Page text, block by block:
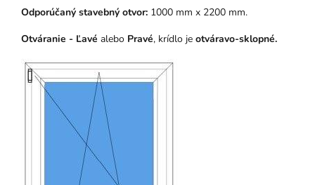
Odporúčaný stavebný otvor: 1000 mm x 2200 mm.
Otváranie - Ľavé alebo Pravé, krídlo je otváravo-sklopné.